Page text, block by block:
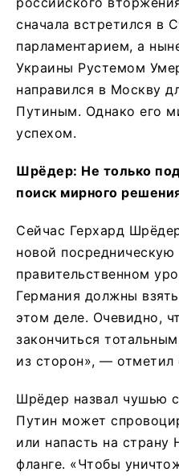
сначала встретился в
парламентарием, а
Украины Рустемом
направился в Москву
Путиным. Однако его
успехом.
Шрёдер: Не только
поиск мирного
Сейчас Герхард
новой
правительственном
Германия должны
этом деле. Очевидно,
закончиться
из сторон», — отметил
Шрёдер назвал чушью
Путин может
или напасть на
фланге. «Чтобы